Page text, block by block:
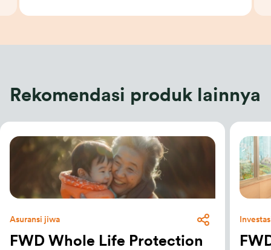
Rekomendasi produk lainnya
Asuransi jiwa
FWD Whole Life Protection